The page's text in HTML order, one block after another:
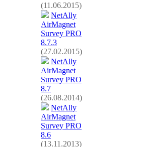
(11.06.2015)
NetAlly
AirMagnet
Survey PRO
8.7.3
(27.02.2015)
NetAlly
AirMagnet
Survey PRO
8.7
(26.08.2014)
NetAlly
AirMagnet
Survey PRO
8.6
(13.11.2013)